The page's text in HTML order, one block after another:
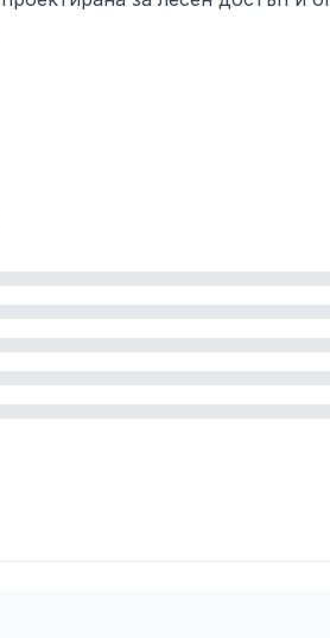
здравина. Покривът
x Ш)
"
ДИ ЕС ХОУМ.